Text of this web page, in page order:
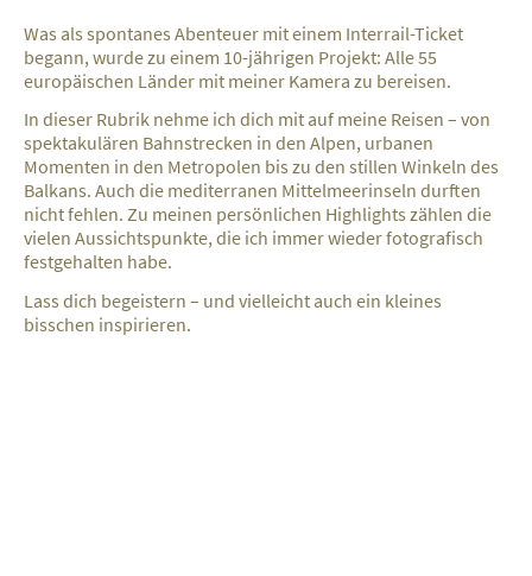
Was als spontanes Abenteuer mit einem Interrail-Ticket
begann, wurde zu einem 10-jährigen Projekt: Alle 55
europäischen Länder mit meiner Kamera zu bereisen.
In dieser Rubrik nehme ich dich mit auf meine Reisen – von
spektakulären Bahnstrecken in den Alpen, urbanen
Momenten in den Metropolen bis zu den stillen Winkeln des
Balkans. Auch die mediterranen Mittelmeerinseln durften
nicht fehlen. Zu meinen persönlichen Highlights zählen die
vielen Aussichtspunkte, die ich immer wieder fotografisch
festgehalten habe.
Lass dich begeistern – und vielleicht auch ein kleines
bisschen inspirieren.